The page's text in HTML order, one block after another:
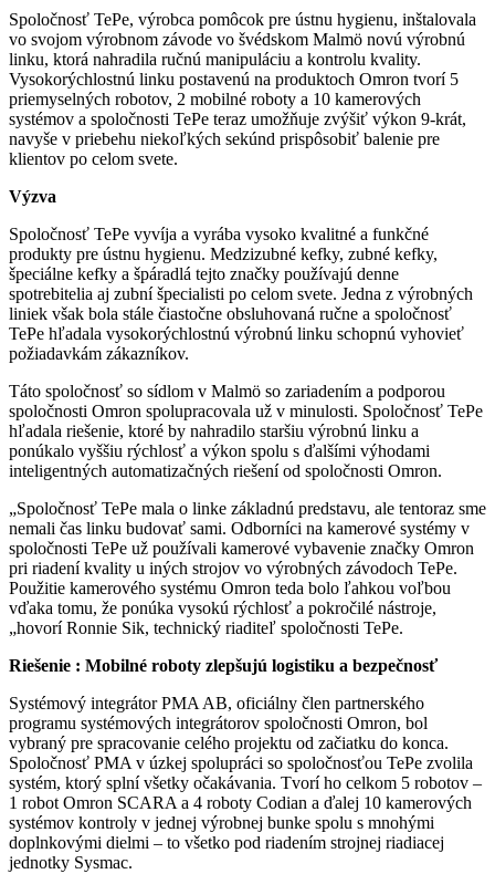
Spoločnosť TePe, výrobca pomôcok pre ústnu hygienu, inštalovala
vo svojom výrobnom závode vo švédskom Malmö novú výrobnú
linku, ktorá nahradila ručnú manipuláciu a kontrolu kvality.
Vysokorýchlostnú linku postavenú na produktoch Omron tvorí 5
priemyselných robotov, 2 mobilné roboty a 10 kamerových
systémov a spoločnosti TePe teraz umožňuje zvýšiť výkon 9-krát,
navyše v priebehu niekoľkých sekúnd prispôsobiť balenie pre
klientov po celom svete.
Výzva
Spoločnosť TePe vyvíja a vyrába vysoko kvalitné a funkčné
produkty pre ústnu hygienu. Medzizubné kefky, zubné kefky,
špeciálne kefky a špáradlá tejto značky používajú denne
spotrebitelia aj zubní špecialisti po celom svete. Jedna z výrobných
liniek však bola stále čiastočne obsluhovaná ručne a spoločnosť
TePe hľadala vysokorýchlostnú výrobnú linku schopnú vyhovieť
požiadavkám zákazníkov.
Táto spoločnosť so sídlom v Malmö so zariadením a podporou
spoločnosti Omron spolupracovala už v minulosti. Spoločnosť TePe
hľadala riešenie, ktoré by nahradilo staršiu výrobnú linku a
ponúkalo vyššiu rýchlosť a výkon spolu s ďalšími výhodami
inteligentných automatizačných riešení od spoločnosti Omron.
„Spoločnosť TePe mala o linke základnú predstavu, ale tentoraz sme
nemali čas linku budovať sami. Odborníci na kamerové systémy v
spoločnosti TePe už používali kamerové vybavenie značky Omron
pri riadení kvality u iných strojov vo výrobných závodoch TePe.
Použitie kamerového systému Omron teda bolo ľahkou voľbou
vďaka tomu, že ponúka vysokú rýchlosť a pokročilé nástroje,
„hovorí Ronnie Sik, technický riaditeľ spoločnosti TePe.
Riešenie : Mobilné roboty zlepšujú logistiku a bezpečnosť
Systémový integrátor PMA AB, oficiálny člen partnerského
programu systémových integrátorov spoločnosti Omron, bol
vybraný pre spracovanie celého projektu od začiatku do konca.
Spoločnosť PMA v úzkej spolupráci so spoločnosťou TePe zvolila
systém, ktorý splní všetky očakávania. Tvorí ho celkom 5 robotov –
1 robot Omron SCARA a 4 roboty Codian a ďalej 10 kamerových
systémov kontroly v jednej výrobnej bunke spolu s mnohými
doplnkovými dielmi – to všetko pod riadením strojnej riadiacej
jednotky Sysmac.